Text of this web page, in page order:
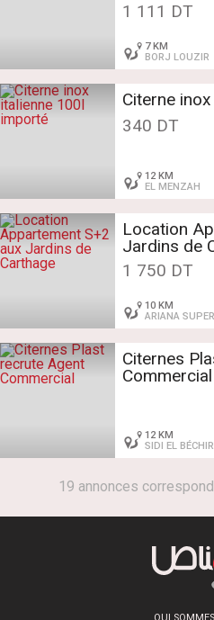
1 111 DT
7 KM
BORJ LOUZIR
Citerne
340 DT
12 KM
EL MENZAH
Location
Jardins de
1 750 DT
10 KM
ARIANA
Citernes
Commercial
12 KM
SIDI EL BÉCHIR
19 annonces